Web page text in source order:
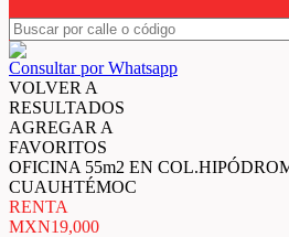
Consultar por Whatsapp
VOLVER A
RESULTADOS
AGREGAR A
FAVORITOS
OFICINA 55m2 EN
CUAUHTÉMOC
RENTA
MXN19,000